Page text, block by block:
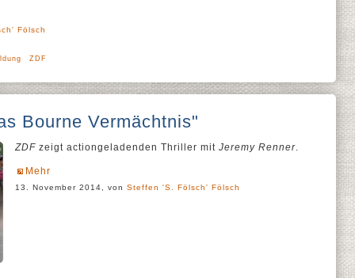
Fölsch
ZDF
Bourne Vermächtnis"
ZDF zeigt actiongeladenden Thriller mit Jeremy Renner.
Mehr
13. November 2014, von Steffen 'S. Fölsch' Fölsch